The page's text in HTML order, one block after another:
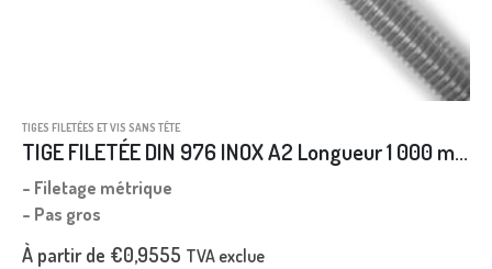
TIGES FILETÉES ET VIS SANS TÊTE
TIGE FILETÉE DIN 976 INOX A2 Longueur 1 000 mm
– Filetage métrique
– Pas gros
À partir de €0,9555 TVA exclue